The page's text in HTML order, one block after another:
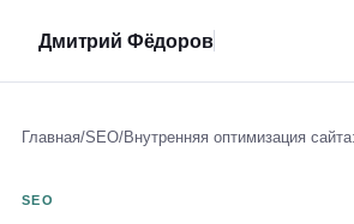
Дмитрий Фёдоров
Главная/SEO/Внутренняя оптимизация
SEO